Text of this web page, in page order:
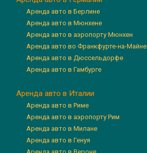
Аренда авто в Берлине
Аренда авто в Мюнхене
Аренда авто в аэропорту Мюнхен
Аренда авто во Франкфурте-на-Майне
Аренда авто в Дюссельдорфе
Аренда авто в Гамбурге
Аренда авто в Италии
Аренда авто в Риме
Аренда авто в аэропорту Рим
Аренда авто в Милане
Аренда авто в Генуя